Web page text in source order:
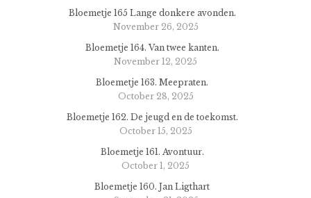
Bloemetje 165 Lange donkere avonden.
November 26, 2025
Bloemetje 164. Van twee kanten.
November 12, 2025
Bloemetje 163. Meepraten.
October 28, 2025
Bloemetje 162. De jeugd en de toekomst.
October 15, 2025
Bloemetje 161. Avontuur.
October 1, 2025
Bloemetje 160. Jan Ligthart